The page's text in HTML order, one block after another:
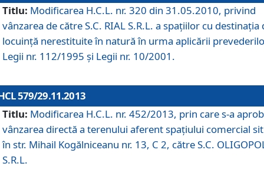
Titlu: Modificarea H.C.L. nr. 320 din 31.05.2010, privind
vânzarea de către S.C. RIAL S.R.L. a spaţiilor cu destinaţia
locuinţă nerestituite în natură în urma aplicării
Legii nr. 112/1995 şi Legii nr. 10/2001.
579/29.11.2013
Titlu: Modificarea H.C.L. nr. 452/2013, prin care s-a
vânzarea directă a terenului aferent spaţiului comercial
în str. Mihail Kogălniceanu nr. 13, C 2, către S.C.
S.R.L.